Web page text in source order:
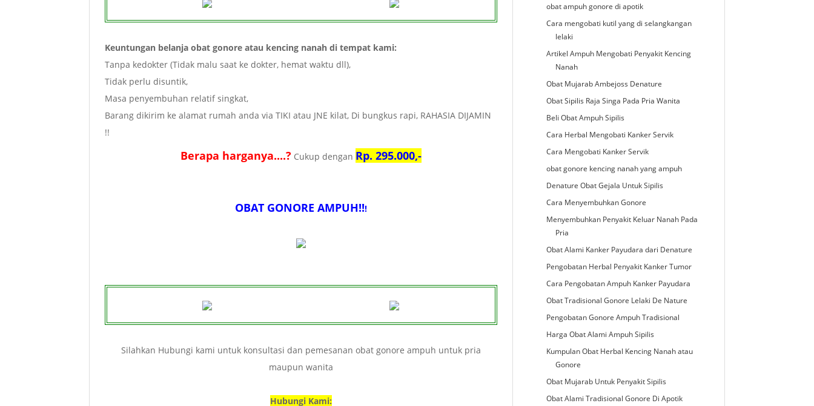
Keuntungan belanja obat gonore atau kencing nanah di tempat kami:
Tanpa kedokter (Tidak malu saat ke dokter, hemat waktu dll),
Tidak perlu disuntik,
Masa penyembuhan relatif singkat,
Barang dikirim ke alamat rumah anda via TIKI atau JNE kilat, Di bungkus rapi, RAHASIA DIJAMIN
!!
Berapa harganya....?Cukup dengan Rp. 295.000,-
OBAT GONORE AMPUH!!!
Silahkan Hubungi kami untuk konsultasi dan pemesanan obat gonore ampuh untuk pria
maupun wanita
Hubungi Kami:
obat ampuh gonore di apotik
Cara mengobati kutil yang di selangkangan
lelaki
Artikel Ampuh Mengobati Penyakit Kencing
Nanah
Obat Mujarab Ambejoss Denature
Obat Sipilis Raja Singa Pada Pria Wanita
Beli Obat Ampuh Sipilis
Cara Herbal Mengobati Kanker Servik
Cara Mengobati Kanker Servik
obat gonore kencing nanah yang ampuh
Denature Obat Gejala Untuk Sipilis
Cara Menyembuhkan Gonore
Menyembuhkan Penyakit Keluar Nanah Pada
Pria
Obat Alami Kanker Payudara dari Denature
Pengobatan Herbal Penyakit Kanker Tumor
Cara Pengobatan Ampuh Kanker Payudara
Obat Tradisional Gonore Lelaki De Nature
Pengobatan Gonore Ampuh Tradisional
Harga Obat Alami Ampuh Sipilis
Kumpulan Obat Herbal Kencing Nanah atau
Gonore
Obat Mujarab Untuk Penyakit Sipilis
Obat Alami Tradisional Gonore Di Apotik